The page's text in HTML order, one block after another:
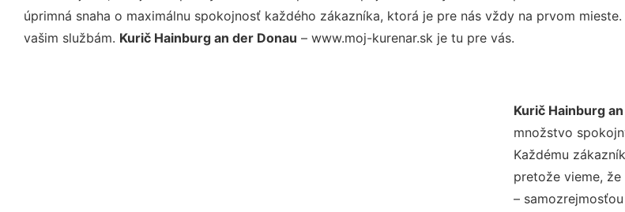
úprimná snaha o maximálnu spokojnosť každého zákazníka, ktorá je pre nás vždy na prvom
vašim službám. Kurič Hainburg an der Donau – www.moj-kurenar.sk je tu pre vás.
Kurič Hainburg
množstvo
Každému
pretože vieme,
–